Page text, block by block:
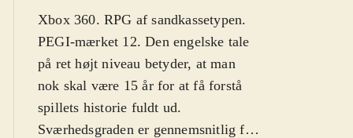
Xbox 360. RPG af sandkassetypen.
PEGI-mærket 12. Den engelske tale
på ret højt niveau betyder, at man
nok skal være 15 år for at få forstå
spillets historie fuldt ud.
Sværhedsgraden er gennemsnitlig for